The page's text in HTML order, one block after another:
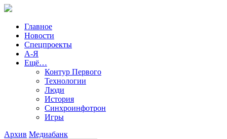
Главное
Новости
Спецпроекты
А-Я
Ещё…
Контур Первого
Технологии
Люди
История
Синхроинфотрон
Игры
Архив Медиабанк